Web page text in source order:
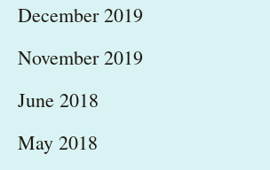
December 2019
November 2019
June 2018
May 2018